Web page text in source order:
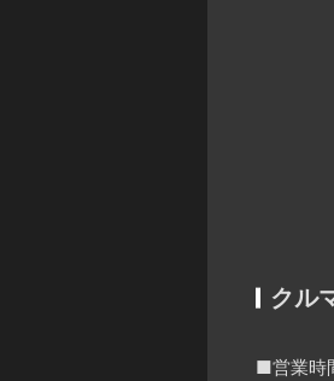
クル
■営業時